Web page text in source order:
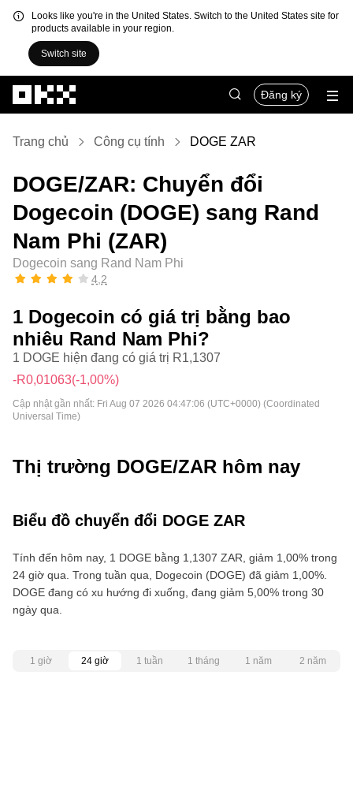
Looks like you're in the United States. Switch to the United States site for
products available in your region.
Switch site
Đăng ký
Trang chủ Công cụ tính DOGE ZAR
DOGE/ZAR: Chuyển đổi
Dogecoin (DOGE) sang Rand
Nam Phi (ZAR)
Dogecoin sang Rand Nam Phi
4,2
1 Dogecoin có giá trị bằng bao
nhiêu Rand Nam Phi?
1 DOGE hiện đang có giá trị R1,1307
-R0,01063(-1,00%)
Cập nhật gần nhất: Fri Aug 07 2026 04:47:06 (UTC+0000) (Coordinated
Universal Time)
Thị trường DOGE/ZAR hôm nay
Biểu đồ chuyển đổi DOGE ZAR
Tính đến hôm nay, 1 DOGE bằng 1,1307 ZAR, giảm 1,00% trong
24 giờ qua. Trong tuần qua, Dogecoin (DOGE) đã giảm 1,00%.
DOGE đang có xu hướng đi xuống, đang giảm 5,00% trong 30
ngày qua.
1 giờ 24 giờ 1 tuần 1 tháng 1 năm 2 năm